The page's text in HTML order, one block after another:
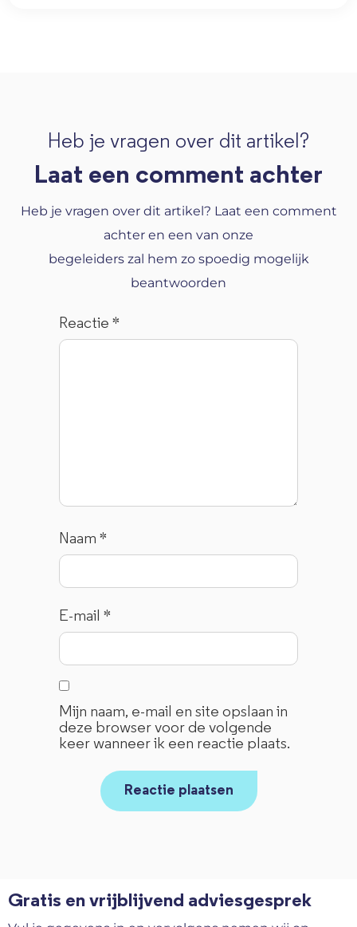
Heb je vragen over dit artikel?
Laat een comment achter
Heb je vragen over dit artikel? Laat een comment
achter en een van onze
begeleiders zal hem zo spoedig mogelijk
beantwoorden
Reactie*
Naam*
E-mail*
Mijn naam, e-mail en site opslaan in
deze browser voor de volgende
keer wanneer ik een reactie plaats.
Gratis en vrijblijvend adviesgesprek